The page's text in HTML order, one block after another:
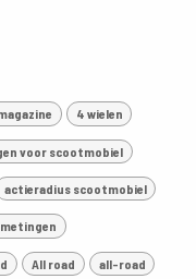
4 wielen
voor scootmobiel
actieradius scootmobiel
All road all-road